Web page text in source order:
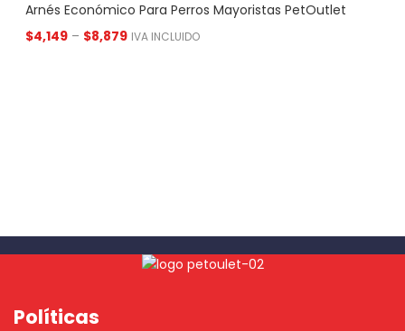
Arnés Económico Para Perros Mayoristas PetOutlet
$4,149 – $8,879 IVA INCLUIDO
Políticas